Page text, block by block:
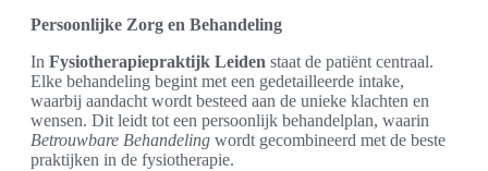
Persoonlijke Zorg en Behandeling
In Fysiotherapiepraktijk Leiden staat de patiënt centraal.
Elke behandeling begint met een gedetailleerde intake,
waarbij aandacht wordt besteed aan de unieke klachten en
wensen. Dit leidt tot een persoonlijk behandelplan, waarin
Betrouwbare Behandeling wordt gecombineerd met de beste
praktijken in de fysiotherapie.